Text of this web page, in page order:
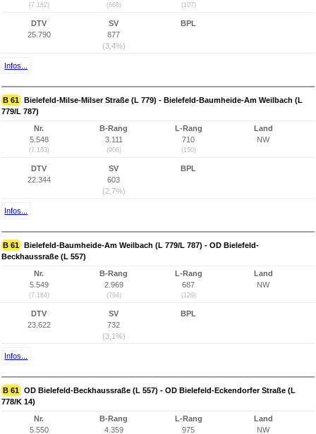
(7.182) (668) (107)
DTV
25.790
SV
877
(3,4%)
BPL
Infos...
B 61 Bielefeld-Milse-Milser Straße (L 779) - Bielefeld-Baumheide-Am Weilbach (L
779/L 787)
Nr.
5.548
(7.183)
B-Rang
3.111
(906)
L-Rang
710
(150)
Land
NW
DTV
22.344
SV
603
(2,7%)
BPL
Infos...
B 61 Bielefeld-Baumheide-Am Weilbach (L 779/L 787) - OD Bielefeld-
Beckhaussraße (L 557)
Nr.
5.549
(7.184)
B-Rang
2.969
(794)
L-Rang
687
(129)
Land
NW
DTV
23.622
SV
732
(3,1%)
BPL
Infos...
B 61 OD Bielefeld-Beckhaussraße (L 557) - OD Bielefeld-Eckendorfer Straße (L
778/K 14)
Nr.
5.550
B-Rang
4.359
L-Rang
975
Land
NW